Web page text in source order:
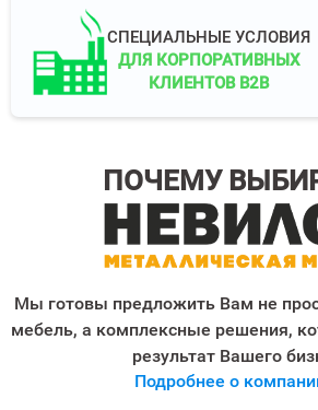
СПЕЦИАЛЬНЫЕ УСЛОВИЯ
ДЛЯ КОРПОРАТИВНЫХ
КЛИЕНТОВ B2B
ПОЧЕМУ
Мы готовы предложить Вам не
мебель, а комплексные решения,
результат Вашего
Подробнее о